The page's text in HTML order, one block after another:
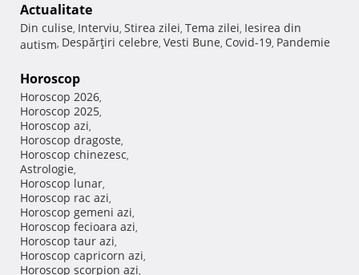
Actualitate
Din culise, Interviu, Stirea zilei, Tema zilei, Iesirea din
autism, Despărţiri celebre, Vesti Bune, Covid-19, Pandemie
Horoscop
Horoscop 2026,
Horoscop 2025,
Horoscop azi,
Horoscop dragoste,
Horoscop chinezesc,
Astrologie,
Horoscop lunar,
Horoscop rac azi,
Horoscop gemeni azi,
Horoscop fecioara azi,
Horoscop taur azi,
Horoscop capricorn azi,
Horoscop scorpion azi,